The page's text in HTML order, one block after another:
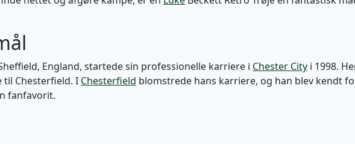
England, startede sin professionelle karriere i Chester City i 1998.
Chesterfield. I Chesterfield blomstrede hans karriere, og han blev kendt
fanfavorit.